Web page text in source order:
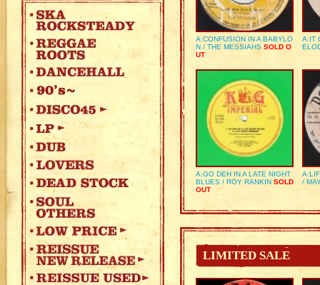
A:CONFUSION IN A BABYLO
N / THE MESSIAHS SOLD O
UT
A:IT
A:GO DEH IN A LATE NIGHT
BLUES / ROY RANKIN SOLD
OUT
/
LIMITED SALE